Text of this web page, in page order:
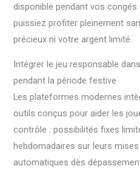
disponible pendant vos
puissiez profiter pleinement
précieux ni votre argent limité.
Intégrer le jeu responsable
pendant la période festive
Les plateformes modernes
outils conçus pour aider les
contrôle : possibilités fixes
hebdomadaires sur leurs
automatiques dès